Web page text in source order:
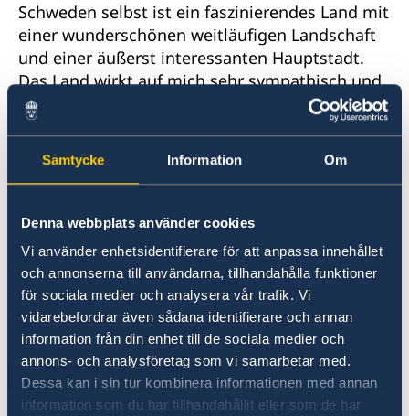
Samtycke Information Om
Denna webbplats använder cookies
Vi använder enhetsidentifierare för att anpassa innehållet
och annonserna till användarna, tillhandahålla funktioner
för sociala medier och analysera vår trafik. Vi
vidarebefordrar även sådana identifierare och annan
information från din enhet till de sociala medier och
annons- och analysföretag som vi samarbetar med.
Dessa kan i sin tur kombinera informationen med annan
information som du har tillhandahållit eller som de har
Schweden selbst ist ein faszinierendes Land mit
einer wunderschönen weitläufigen Landschaft
und einer äußerst interessanten Hauptstadt.
Das Land wirkt auf mich sehr sympathisch und
offen, auch als Gast fühlt man sich sehr
willkommen. Außerdem ist Schweden
touristisch und wirtschaftlich sehr interessant
weil es in vielen Branchen tätig ist. Aufgrund
renommierten Universitäten streben viele
ausländische Studenten ein Auslandsemester
in Schweden an. Lernen können wir auch von
der schwedischen Arbeitskultur diese fördert
flache Hierarchien, Mitarbeitermotivation,
Arbeiten im Kollektiv und Diversity
Management.
Was sollte man in Linz unbedingt